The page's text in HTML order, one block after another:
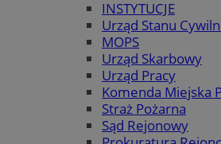
INSTYTUCJE
Urząd Stanu
MOPS
Urząd Skarbowy
Urząd Pracy
Komenda Miejska
Straż Pożarna
Sąd Rejonowy